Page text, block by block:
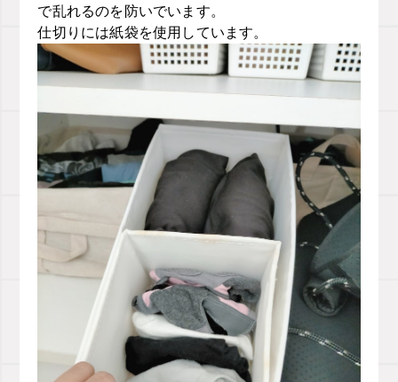
で乱れるのを防いでいます。
仕切りには紙袋を使用しています。